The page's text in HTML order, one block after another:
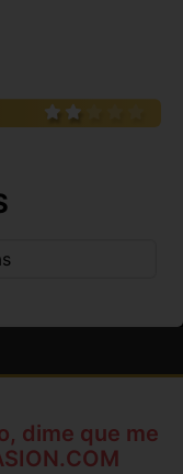
dime que me